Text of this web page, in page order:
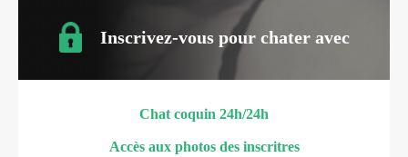
Inscrivez-vous pour chater avec
Chat coquin 24h/24h
Accès aux photos des inscritres